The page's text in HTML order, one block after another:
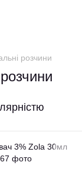
розчини